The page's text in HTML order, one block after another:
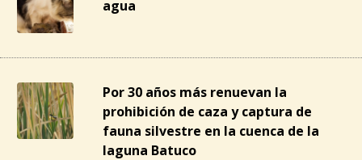
agua
Por 30 años más renuevan la
prohibición de caza y captura de
fauna silvestre en la cuenca de la
laguna Batuco